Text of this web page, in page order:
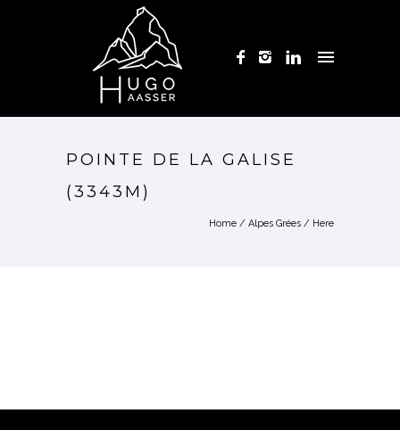
POINTE DE LA GALISE
(3343M)
Home / Alpes Grées / Here